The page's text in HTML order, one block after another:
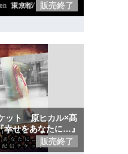
東京都 販売終了
ット 原ヒカル×髙
幸せをあなたに…』
販売終了